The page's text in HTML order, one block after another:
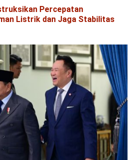
Percepatan
Listrik dan Jaga Stabilitas